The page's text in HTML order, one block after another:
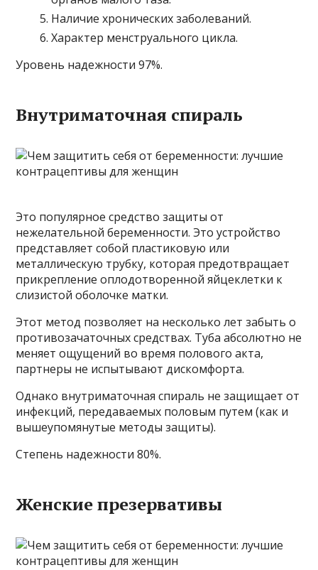
Наличие хронических заболеваний.
Характер менструального цикла.
Уровень надежности 97%.
Внутриматочная спираль
Это популярное средство защиты от
нежелательной беременности. Это устройство
представляет собой пластиковую или
металлическую трубку, которая предотвращает
прикрепление оплодотворенной яйцеклетки к
слизистой оболочке матки.
Этот метод позволяет на несколько лет забыть о
противозачаточных средствах. Туба абсолютно не
меняет ощущений во время полового акта,
партнеры не испытывают дискомфорта.
Однако внутриматочная спираль не защищает от
инфекций, передаваемых половым путем (как и
вышеупомянутые методы защиты).
Степень надежности 80%.
Женские презервативы